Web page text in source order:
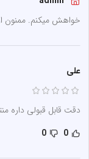
خواهش میکنم. ممنون
علی
دقت قابل قبولی داره
0
0